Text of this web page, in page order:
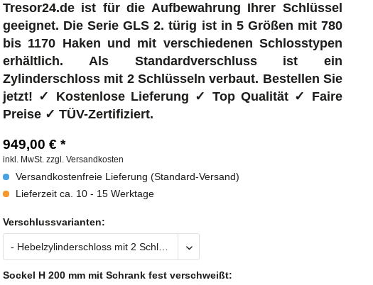
Tresor24.de ist für die Aufbewahrung Ihrer Schlüssel
geeignet. Die Serie GLS 2. türig ist in 5 Größen mit 780
bis 1170 Haken und mit verschiedenen Schlosstypen
erhältlich.
Als Standardverschluss ist ein
Zylinderschloss mit 2 Schlüsseln verbaut. Bestellen Sie
jetzt! ✓ Kostenlose Lieferung ✓ Top Qualität ✓ Faire
Preise ✓ TÜV-Zertifiziert.
949,00 € *
inkl. MwSt. zzgl. Versandkosten
Versandkostenfreie Lieferung (Standard-Versand)
Lieferzeit ca. 10 - 15 Werktage
Verschlussvarianten:
Sockel H 200 mm mit Schrank fest verschweißt: